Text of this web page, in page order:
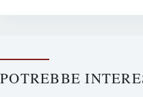
POTREBBE